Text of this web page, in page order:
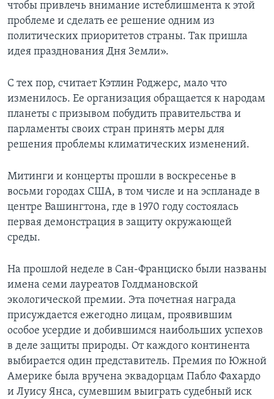
чтобы привлечь внимание истеблишмента к этой
проблеме и сделать ее решение одним из
политических приоритетов страны. Так пришла
идея празднования Дня Земли».
С тех пор, считает Кэтлин Роджерс, мало что
изменилось. Ее организация обращается к народам
планеты с призывом побудить правительства и
парламенты своих стран принять меры для
решения проблемы климатических изменений.
Митинги и концерты прошли в воскресенье в
восьми городах США, в том числе и на эспланаде в
центре Вашингтона, где в 1970 году состоялась
первая демонстрация в защиту окружающей
среды.
На прошлой неделе в Сан-Франциско были названы
имена семи лауреатов Голдмановской
экологической премии. Эта почетная награда
присуждается ежегодно лицам, проявившим
особое усердие и добившимся наибольших успехов
в деле защиты природы. От каждого континента
выбирается один представитель. Премия по Южной
Америке была вручена эквадорцам Пабло Фахардо
и Луису Янса, сумевшим выиграть судебный иск